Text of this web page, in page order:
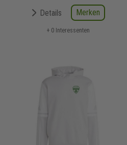
Details Merken
+ 0 Interessenten